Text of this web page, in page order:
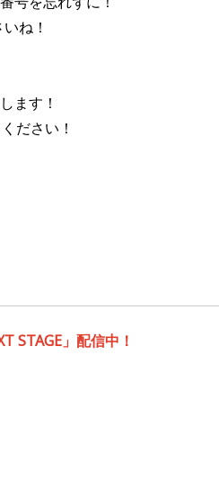
ね！
ます！
ださい！
STAGE 」配信中！